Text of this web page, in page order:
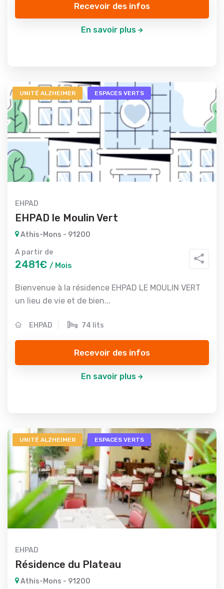
Recevoir des infos
En savoir plus
UNITÉ ALZHEIMER ESPACES VERTS
EHPAD
EHPAD le Moulin Vert
Athis-Mons - 91200
A partir de
2481€ / Mois
Bienvenue à la résidence EHPAD LE MOULIN VERT
un lieu de vie et de bien...
EHPAD 74 lits
Recevoir des infos
En savoir plus
UNITÉ ALZHEIMER ESPACES VERTS
EHPAD
Résidence du Plateau
Athis-Mons - 91200